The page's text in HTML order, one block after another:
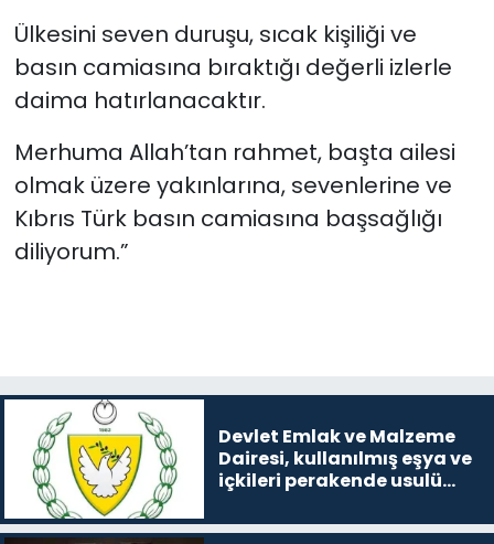
Ülkesini seven duruşu, sıcak kişiliği ve
basın camiasına bıraktığı değerli izlerle
daima hatırlanacaktır.
Merhuma Allah’tan rahmet, başta ailesi
olmak üzere yakınlarına, sevenlerine ve
Kıbrıs Türk basın camiasına başsağlığı
diliyorum.”
Devlet Emlak ve Malzeme
Dairesi, kullanılmış eşya ve
içkileri perakende usulü